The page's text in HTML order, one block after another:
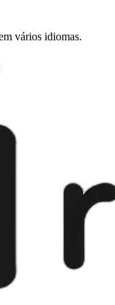
vários idiomas.